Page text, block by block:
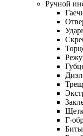
Ручной
Г-
Биты